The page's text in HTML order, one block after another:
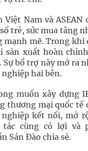
Việt Nam và ASEAN
trẻ, sức mua tăng
mạnh mẽ. Trong khi
sản xuất hoàn
bổ trợ này mở ra
hai bên.
muốn xây dựng
thương mại quốc tế
nghiệp kết nối, mở
tác cùng có lợi và
Sán Đào chia sẻ.